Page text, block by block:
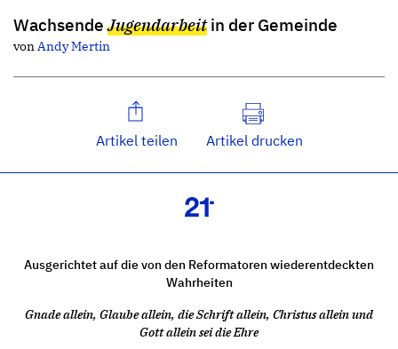
WachsendeJugendarbeitin der Gemeinde
von Andy Mertin
Artikel teilen Artikel drucken
Ausgerichtet auf die von den Reformatoren wiederentdeckten
Wahrheiten
Gnade allein, Glaube allein, die Schrift allein, Christus allein und
Gott allein sei die Ehre